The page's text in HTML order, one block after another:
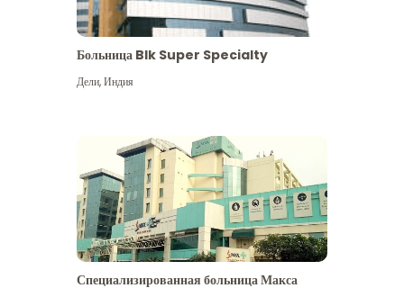
Больница Blk Super Specialty
Дели,Индия
Специализированная больница Макса